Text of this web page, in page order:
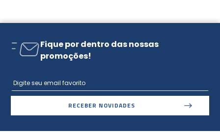
Fique por dentro das nossas
promoções!
RECEBER NOVIDADES